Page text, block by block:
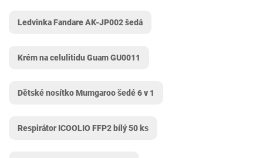
Ledvinka Fandare AK-JP002 šedá
Krém na celulitidu Guam GU0011
Dětské nosítko Mumgaroo šedé 6 v 1
Respirátor ICOOLIO FFP2 bílý 50 ks